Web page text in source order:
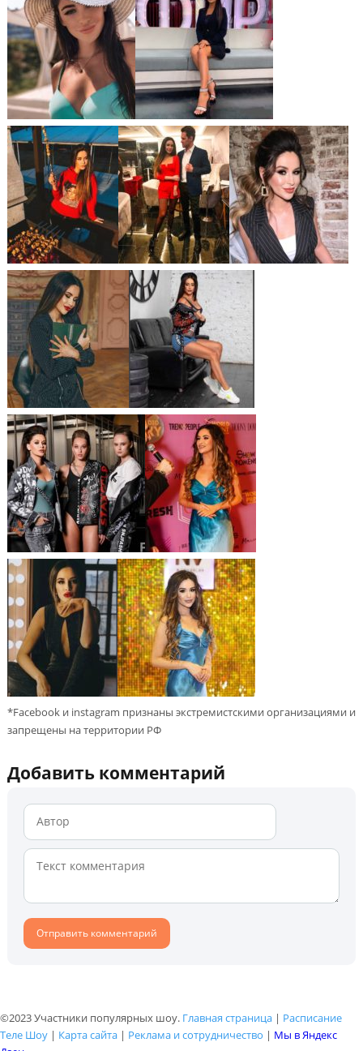
*Facebook и instagram признаны экстремистскими организациями и
запрещены на территории РФ
Добавить комментарий
©2023 Участники популярных шоу. Главная страница | Расписание
Теле Шоу | Карта сайта | Реклама и сотрудничество | Мы в Яндекс